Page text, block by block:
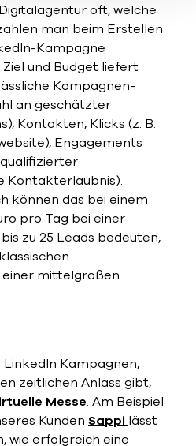
oft, welche
man beim Erstellen
Kampagne
und Budget liefert
Kampagnen-
an geschätzter
Kontakten, Klicks (z. B.
Engagements
Kontakterlaubnis).
können das bei einem
pro Tag bei einer
zu 25 Leads bedeuten,
einer mittelgroßen
Kampagnen,
zeitlichen Anlass gibt,
Messe. Am Beispiel
Kunden Sappi lässt
wie erfolgreich eine